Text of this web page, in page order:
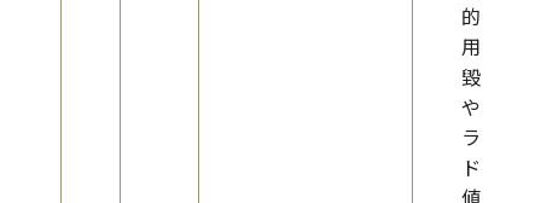
的信
用の
毀損
やブ
ラン
ド価
値の